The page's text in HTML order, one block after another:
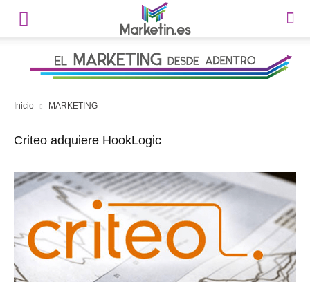
Inicio MARKETING
Criteo adquiere HookLogic